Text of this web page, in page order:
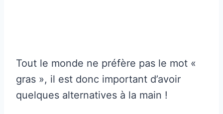
Tout le monde ne préfère pas le mot «
gras », il est donc important d’avoir
quelques alternatives à la main !